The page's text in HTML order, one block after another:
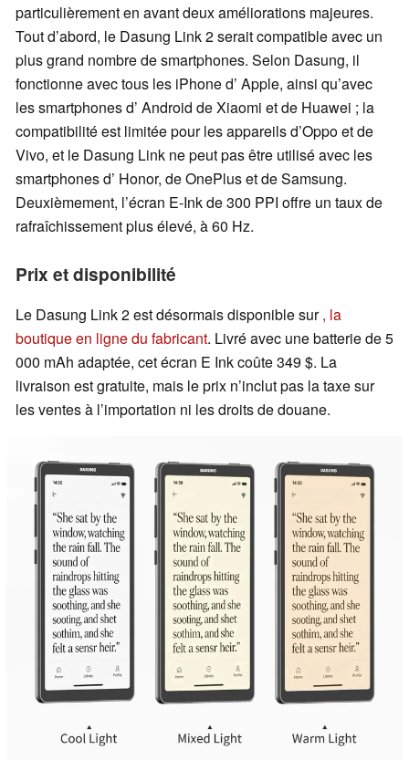
particulièrement en avant deux améliorations majeures.
Tout d’abord, le Dasung Link 2 serait compatible avec un
plus grand nombre de smartphones. Selon Dasung, il
fonctionne avec tous les iPhone d’ Apple, ainsi qu’avec
les smartphones d’ Android de Xiaomi et de Huawei ; la
compatibilité est limitée pour les appareils d’Oppo et de
Vivo, et le Dasung Link ne peut pas être utilisé avec les
smartphones d’ Honor, de OnePlus et de Samsung.
Deuxièmement, l’écran E-Ink de 300 PPI offre un taux de
rafraîchissement plus élevé, à 60 Hz.
Prix et disponibilité
Le Dasung Link 2 est désormais disponible sur, la
boutique en ligne du fabricant. Livré avec une batterie de 5
000 mAh adaptée, cet écran E Ink coûte 349 $. La
livraison est gratuite, mais le prix n’inclut pas la taxe sur
les ventes à l’importation ni les droits de douane.